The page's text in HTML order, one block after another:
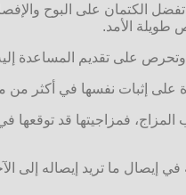
الكتمان على البوح
طويلة الأمد.
على تقديم المساعدة إليه
على إثبات نفسها في أكثر
المزاج، فمزاجيتها قد
إيصال ما تريد إيصاله إلى